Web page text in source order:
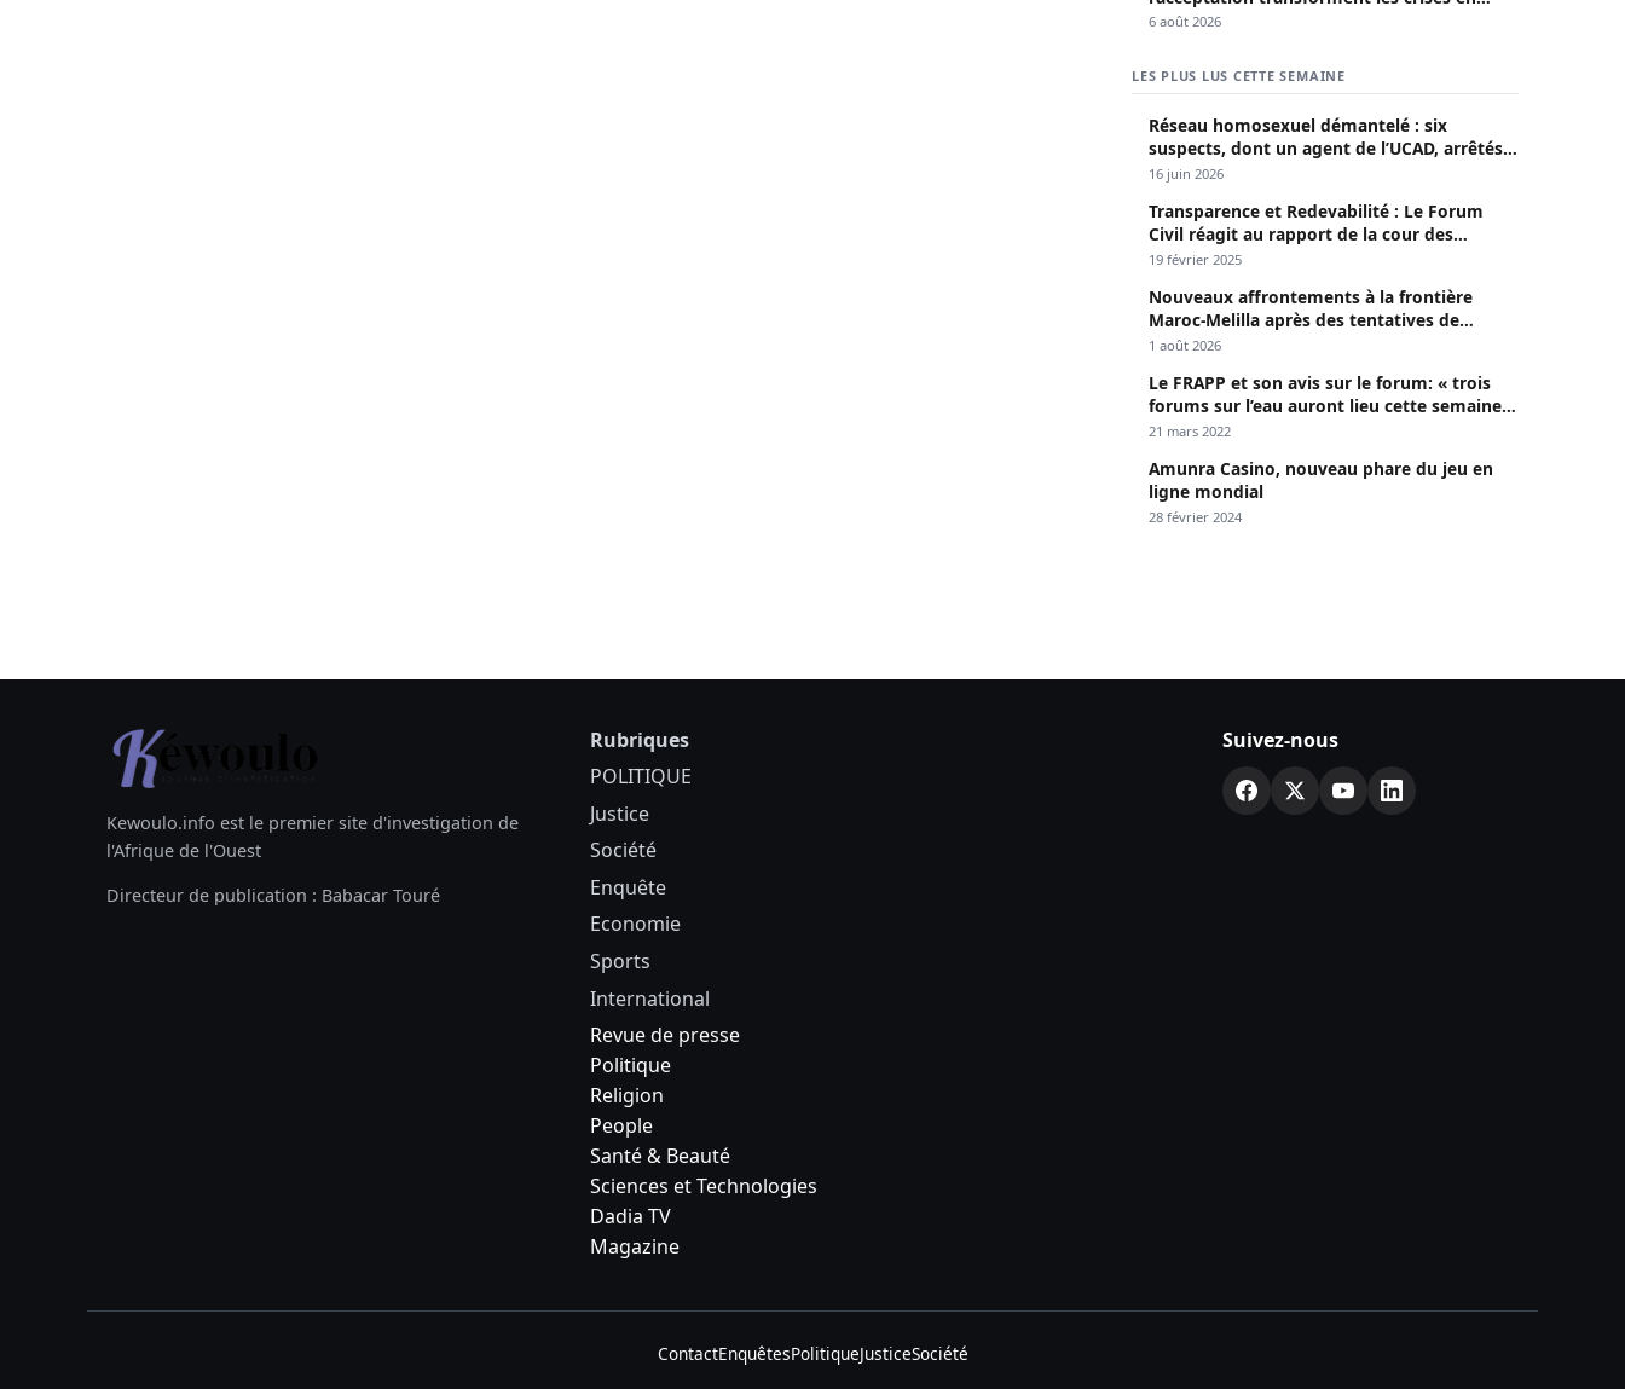
opportunités
6 août 2026
LES PLUS LUS CETTE SEMAINE
Réseau homosexuel démantelé : six
suspects, dont un agent de l’UCAD, arrêtés à
Keur Massar ; l’un avoue avoir propagé le
16 juin 2026
Transparence et Redevabilité : Le Forum
Civil réagit au rapport de la cour des
comptes
19 février 2025
Nouveaux affrontements à la frontière
Maroc-Melilla après des tentatives de
passage
1 août 2026
Le FRAPP et son avis sur le forum: « trois
forums sur l’eau auront lieu cette semaine à
Dakar »
21 mars 2022
Amunra Casino, nouveau phare du jeu en
ligne mondial
28 février 2024
Kewoulo.info est le premier site d'investigation de
l'Afrique de l'Ouest
Directeur de publication : Babacar Touré
Rubriques
POLITIQUE
Justice
Société
Enquête
Economie
Sports
International
Revue de presse
Politique
Religion
People
Santé & Beauté
Sciences et Technologies
Dadia TV
Magazine
Suivez-nous
ContactEnquêtesPolitiqueJusticeSociété